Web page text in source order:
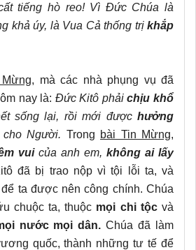
tiếng hò reo! Vì Đức Chúa là
khả úy, là Vua Cả thống trị khắp
mà các nhà phụng vụ đã
nay là: Đức Kitô phảichịu khổ
sống lại, rồi mới được hưởng
Người. Trong bài Tin Mừng,
vuicủa anh em, không ai lấy
đã bị trao nộp vì tội lỗi ta, và
ta được nên công chính. Chúa
chuộc ta, thuộc mọi chi tộcvà
nước mọi dân. Chúa đã làm
quốc, thành những tư tế để